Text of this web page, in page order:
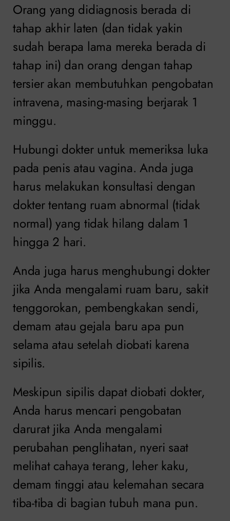
Orang yang didiagnosis berada di
tahap akhir laten (dan tidak yakin
sudah berapa lama mereka berada di
tahap ini) dan orang dengan tahap
tersier akan membutuhkan pengobatan
intravena, masing-masing berjarak 1
minggu.
Hubungi dokter untuk memeriksa luka
pada penis atau vagina. Anda juga
harus melakukan konsultasi dengan
dokter tentang ruam abnormal (tidak
normal) yang tidak hilang dalam 1
hingga 2 hari.
Anda juga harus menghubungi dokter
jika Anda mengalami ruam baru, sakit
tenggorokan, pembengkakan sendi,
demam atau gejala baru apa pun
selama atau setelah diobati karena
sipilis.
Meskipun sipilis dapat diobati dokter,
Anda harus mencari pengobatan
darurat jika Anda mengalami
perubahan penglihatan, nyeri saat
melihat cahaya terang, leher kaku,
demam tinggi atau kelemahan secara
tiba-tiba di bagian tubuh mana pun.